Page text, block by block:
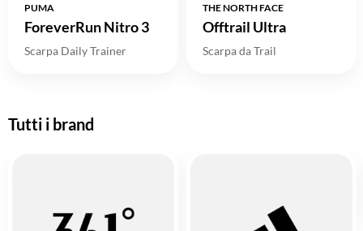
PUMA
ForeverRun Nitro 3
Scarpa Daily Trainer
THE NORTH FACE
Offtrail Ultra
Scarpa da Trail
Tutti i brand